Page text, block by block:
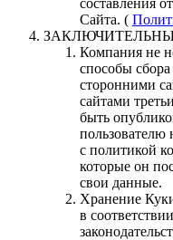
Сайта. (
Компания не
способы
сторонними
сайтами
быть
пользователю
с политикой
которые он
свои данные.
Хранение
в